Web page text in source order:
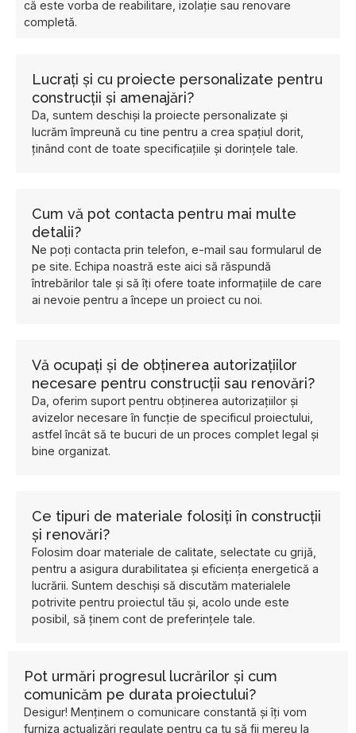
că este vorba de reabilitare, izolație sau renovare
completă.
Lucrați și cu proiecte personalizate pentru
construcții și amenajări?
Da, suntem deschiși la proiecte personalizate și
lucrăm împreună cu tine pentru a crea spațiul dorit,
ținând cont de toate specificațiile și dorințele tale.
Cum vă pot contacta pentru mai multe
detalii?
Ne poți contacta prin telefon, e-mail sau formularul de
pe site. Echipa noastră este aici să răspundă
întrebărilor tale și să îți ofere toate informațiile de care
ai nevoie pentru a începe un proiect cu noi.
Vă ocupați și de obținerea autorizațiilor
necesare pentru construcții sau renovări?
Da, oferim suport pentru obținerea autorizațiilor și
avizelor necesare în funcție de specificul proiectului,
astfel încât să te bucuri de un proces complet legal și
bine organizat.
Ce tipuri de materiale folosiți în construcții
și renovări?
Folosim doar materiale de calitate, selectate cu grijă,
pentru a asigura durabilitatea și eficiența energetică a
lucrării. Suntem deschiși să discutăm materialele
potrivite pentru proiectul tău și, acolo unde este
posibil, să ținem cont de preferințele tale.
Pot urmări progresul lucrărilor și cum
comunicăm pe durata proiectului?
Desigur! Menținem o comunicare constantă și îți vom
furniza actualizări regulate pentru ca tu să fii mereu la